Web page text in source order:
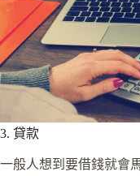
3. 貸款
一般人想到要借錢就會